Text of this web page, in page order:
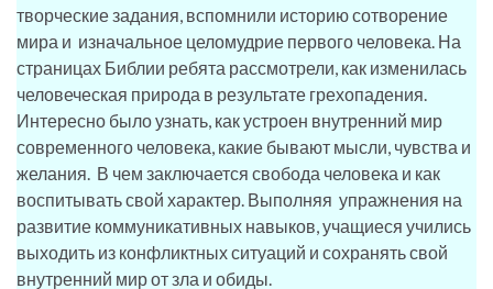
творческие задания, вспомнили историю сотворение
мира и изначальное целомудрие первого человека. На
страницах Библии ребята рассмотрели, как изменилась
человеческая природа в результате грехопадения.
Интересно было узнать, как устроен внутренний мир
современного человека, какие бывают мысли, чувства и
желания. В чем заключается свобода человека и как
воспитывать свой характер. Выполняя упражнения на
развитие коммуникативных навыков, учащиеся учились
выходить из конфликтных ситуаций и сохранять свой
внутренний мир от зла и обиды.